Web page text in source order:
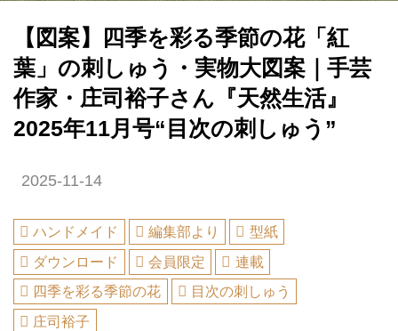
【図案】四季を彩る季節の花「紅
葉」の刺しゅう・実物大図案｜手芸
作家・庄司裕子さん『天然生活』
2025年11月号“目次の刺しゅう”
2025-11-14
ハンドメイド 編集部より
型紙
ダウンロード
会員限定
連載
四季を彩る季節の花
目次の刺しゅう
庄司裕子